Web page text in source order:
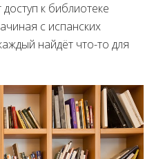
к библиотеке
с испанских
найдёт что-то для